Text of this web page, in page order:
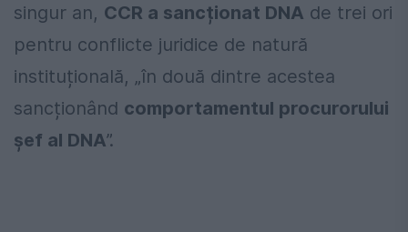
singur an, CCR a sancționat DNA de trei ori
pentru conflicte juridice de natură
instituțională, „în două dintre acestea
sancționând comportamentul procurorului
șef al DNA”.